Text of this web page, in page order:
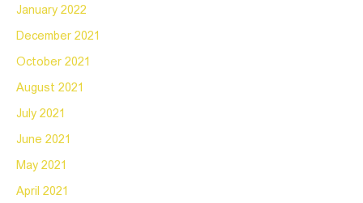
January 2022
December 2021
October 2021
August 2021
July 2021
June 2021
May 2021
April 2021